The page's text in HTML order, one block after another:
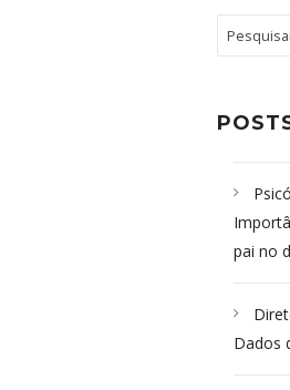
pai no
Dados